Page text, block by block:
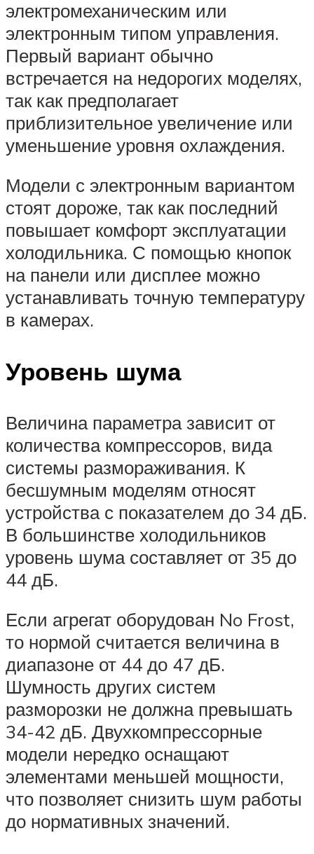
электромеханическим или
электронным типом управления.
Первый вариант обычно
встречается на недорогих моделях,
так как предполагает
приблизительное увеличение или
уменьшение уровня охлаждения.
Модели с электронным вариантом
стоят дороже, так как последний
повышает комфорт эксплуатации
холодильника. С помощью кнопок
на панели или дисплее можно
устанавливать точную температуру
в камерах.
Уровень шума
Величина параметра зависит от
количества компрессоров, вида
системы размораживания. К
бесшумным моделям относят
устройства с показателем до 34 дБ.
В большинстве холодильников
уровень шума составляет от 35 до
44 дБ.
Если агрегат оборудован No Frost,
то нормой считается величина в
диапазоне от 44 до 47 дБ.
Шумность других систем
разморозки не должна превышать
34-42 дБ. Двухкомпрессорные
модели нередко оснащают
элементами меньшей мощности,
что позволяет снизить шум работы
до нормативных значений.